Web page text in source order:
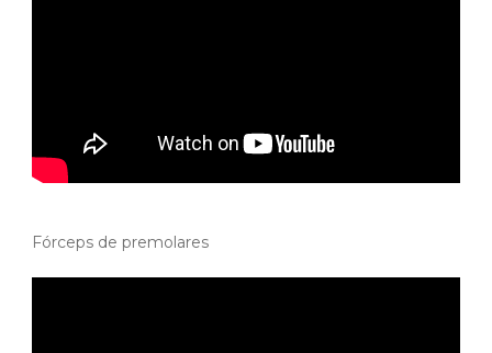
Fórceps de premolares